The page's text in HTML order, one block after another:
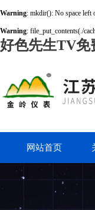
Warning: mkdir(): No space left
Warning: file_put_contents(./
好色先生TV免
网站首页